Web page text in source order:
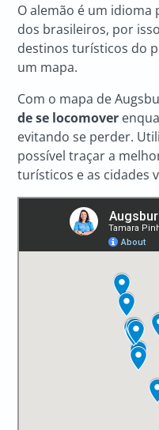
O alemão é um
dos brasileiros, por
destinos turísticos do
um mapa.
Com o mapa de
de se locomover
evitando se perder.
possível traçar a
turísticos e as cidades